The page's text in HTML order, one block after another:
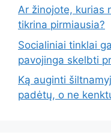
Ar žinojote, kurias
tikrina pirmiausia?
Socialiniai tinklai
pavojinga skelbti
Ką auginti
padėtų, o ne